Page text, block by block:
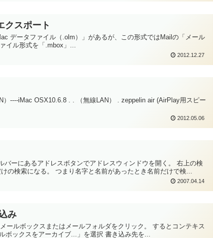
スポート
データファイル（.olm）」があるが、この形式ではMailの「メール
イル形式を「.mbox」...
2012.12.27
）----iMac OSX10.6.8 . . （無線LAN） . zeppelin air (AirPlay用スピー
2012.05.06
ーにあるアドレスボタンでアドレスウィンドウを開く。 右上の検
の検索になる。 つまり名字と名前があったとき名前だけで検...
2007.04.14
み
ールボックスまたはメールフォルダをクリック。 するとコンテキス
ボックスをアーカイブ...」を選択 書き込み先を...